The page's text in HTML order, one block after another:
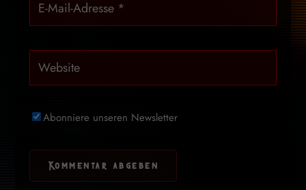
Abonniere unseren Newsletter